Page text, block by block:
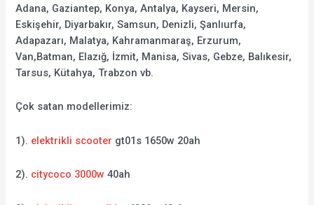
Adana, Gaziantep, Konya, Antalya, Kayseri, Mersin,
Eskişehir, Diyarbakır, Samsun, Denizli, Şanlıurfa,
Adapazarı, Malatya, Kahramanmaraş, Erzurum,
Van,Batman, Elazığ, İzmit, Manisa, Sivas, Gebze, Balıkesir,
Tarsus, Kütahya, Trabzon vb.
Çok satan modellerimiz:
1). elektrikli scooter gt01s 1650w 20ah
2). citycoco 3000w 40ah